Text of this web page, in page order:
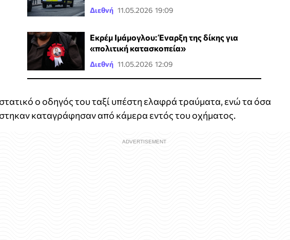
Διεθνή 11.05.2026 19:09
Εκρέμ Ιμάμογλου: Έναρξη της δίκης για
«πολιτική κατασκοπεία»
Διεθνή 11.05.2026 12:09
ο οδηγός του ταξί υπέστη ελαφρά τραύματα, ενώ τα όσα
καταγράφησαν από κάμερα εντός του οχήματος.